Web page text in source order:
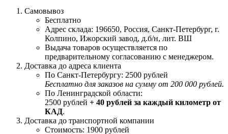
Самовывоз
Бесплатно
Адрес склада: 196650, Россия, Санкт-Петербург, г.
Колпино, Ижорский завод, д.б/н, лит. ВШ
Выдача товаров осуществляется по
предварительному согласованию с менеджером.
Доставка до адреса клиента
По Санкт-Петербургу: 2500 рублей
Бесплатно для заказов на сумму от 200 000 рублей.
По Ленинградской области:
2500 рублей + 40 рублей за каждый километр от
КАД.
Доставка до транспортной компании
Стоимость: 1900 рублей